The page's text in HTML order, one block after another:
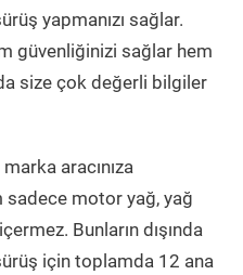
yapmanızı sağlar.
güvenliğinizi sağlar hem
size çok değerli bilgiler
marka aracınıza
sadece motor yağ, yağ
Bunların dışında
sürüş için toplamda 12 ana